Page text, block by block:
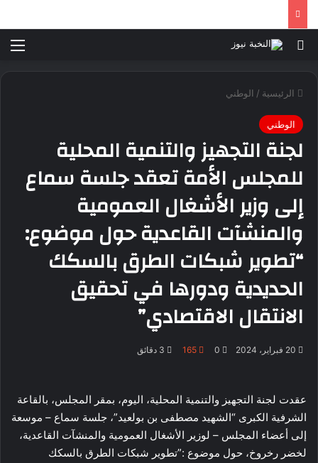
بحث عن
الرئيسية / الوطني
الوطني
لجنة التجهيز والتنمية المحلية
للمجلس الأمة تعقد جلسة سماع
إلى وزير الأشغال العمومية
والمنشآت القاعدية حول موضوع:
“تطوير شبكات الطرق بالسكك
الحديدية ودورها في تحقيق
الانتقال الاقتصادي”
20 فبراير، 2024 0
165
عقدت لجنة التجهيز والتنمية المحلية، اليوم، بمقر المجلس، بالقاعة
الشرفية الكبرى “الشهيد مصطفى بن بولعيد”، جلسة سماع – موسعة
إلى أعضاء المجلس – لوزير الأشغال العمومية والمنشآت القاعدية،
لخضر رخروخ، حول موضوع :”تطوير شبكات الطرق بالسكك